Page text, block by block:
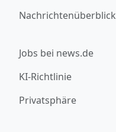
Nachrichtenüberblick
Jobs bei news.de
KI-Richtlinie
Privatsphäre